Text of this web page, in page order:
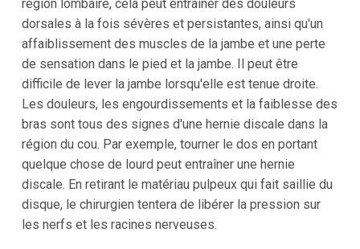
région lombaire, cela peut entraîner des douleurs
dorsales à la fois sévères et persistantes, ainsi qu'un
affaiblissement des muscles de la jambe et une perte
de sensation dans le pied et la jambe. Il peut être
difficile de lever la jambe lorsqu'elle est tenue droite.
Les douleurs, les engourdissements et la faiblesse des
bras sont tous des signes d'une hernie discale dans la
région du cou. Par exemple, tourner le dos en portant
quelque chose de lourd peut entraîner une hernie
discale. En retirant le matériau pulpeux qui fait saillie du
disque, le chirurgien tentera de libérer la pression sur
les nerfs et les racines nerveuses.